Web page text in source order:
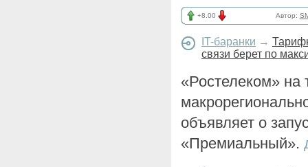
+8.00 Автор:
IT-баранки →
связи берет по
«Ростелеком» на
объявляет о
«Премиальный».